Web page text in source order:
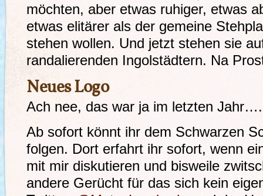
möchten, aber etwas ruhiger, etwas
etwas elitärer als der gemeine
stehen wollen. Und jetzt stehen sie
randalierenden Ingolstädtern. Na
Neues Logo
Ach nee, das war ja im letzten Jahr….
Ab sofort könnt ihr dem Schwarzen
folgen. Dort erfahrt ihr sofort, wenn
mit mir diskutieren und bisweile
andere Gerücht für das sich kein